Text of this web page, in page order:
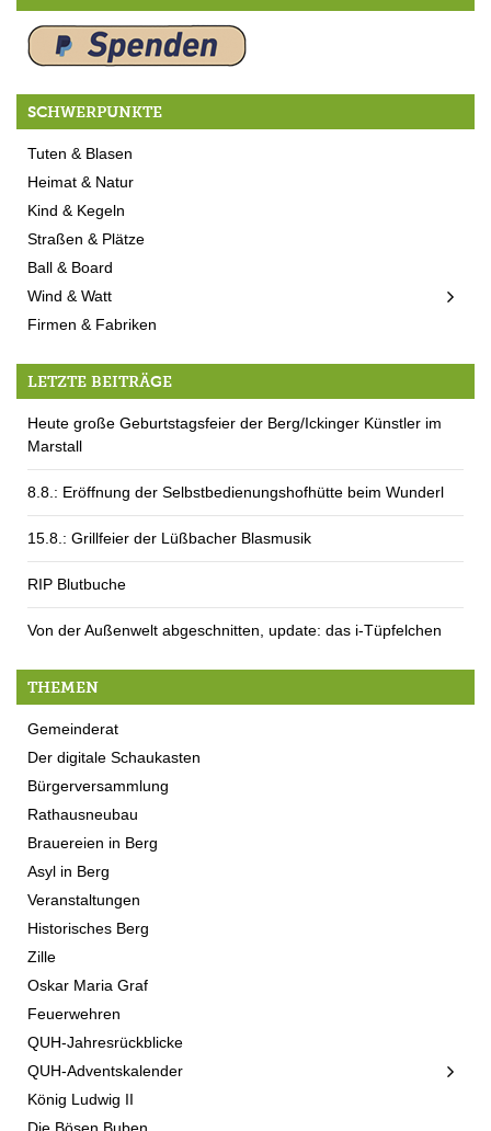
SCHWERPUNKTE
Tuten & Blasen
Heimat & Natur
Kind & Kegeln
Straßen & Plätze
Ball & Board
Wind & Watt
Firmen & Fabriken
LETZTE BEITRÄGE
Heute große Geburtstagsfeier der Berg/Ickinger Künstler im
Marstall
8.8.: Eröffnung der Selbstbedienungshofhütte beim Wunderl
15.8.: Grillfeier der Lüßbacher Blasmusik
RIP Blutbuche
Von der Außenwelt abgeschnitten, update: das i-Tüpfelchen
THEMEN
Gemeinderat
Der digitale Schaukasten
Bürgerversammlung
Rathausneubau
Brauereien in Berg
Asyl in Berg
Veranstaltungen
Historisches Berg
Zille
Oskar Maria Graf
Feuerwehren
QUH-Jahresrückblicke
QUH-Adventskalender
König Ludwig II
Die Bösen Buben